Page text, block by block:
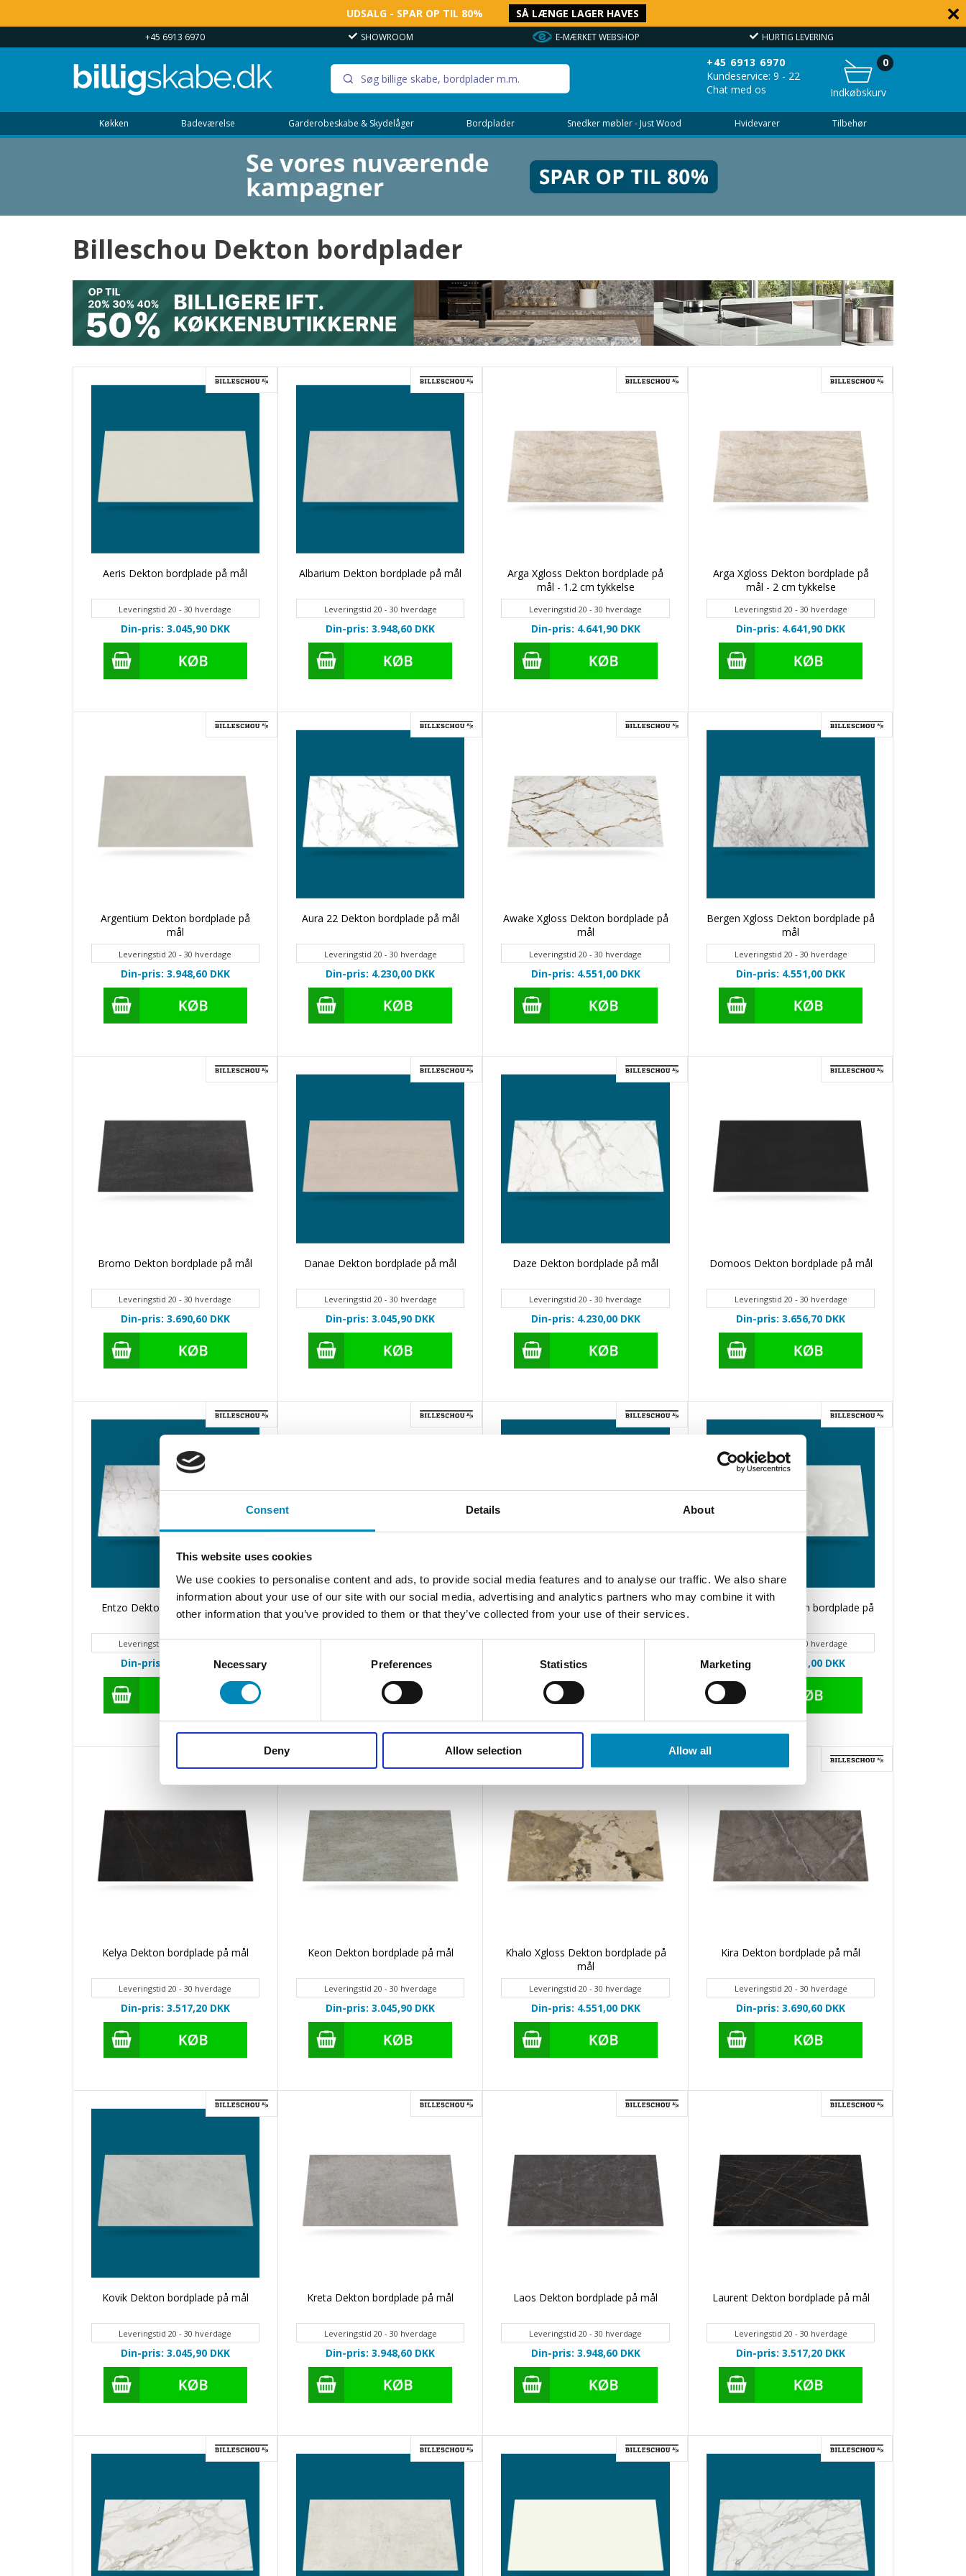
Consent Details About
This website uses cookies
We use cookies to personalise content and ads, to provide social media features and to analyse our traffic. We also share
information about your use of our site with our social media, advertising and analytics partners who may combine it with
other information that you’ve provided to them or that they’ve collected from your use of their services.
Selection
Necessary Preferences Statistics Marketing
Deny Allow selection Allow all
UDSALG - SPAR OP TIL 80% SÅ LÆNGE LAGER HAVES
+45 6913 6970 SHOWROOM E-MÆRKET WEBSHOP HURTIG LEVERING
+45 6913 6970
Kundeservice: 9 - 22
Chat med os
Indkøbskurv
0
Køkken Badeværelse Garderobeskabe & Skydelåger Bordplader Snedker møbler - Just Wood Hvidevarer Tilbehør
Billeschou Dekton bordplader
Aeris Dekton bordplade på mål
Leveringstid 20 - 30 hverdage
Din-pris: 3.045,90 DKK
Albarium Dekton bordplade på mål
Leveringstid 20 - 30 hverdage
Din-pris: 3.948,60 DKK
Arga Xgloss Dekton bordplade på
mål - 1.2 cm tykkelse
Leveringstid 20 - 30 hverdage
Din-pris: 4.641,90 DKK
Arga Xgloss Dekton bordplade på
mål - 2 cm tykkelse
Leveringstid 20 - 30 hverdage
Din-pris: 4.641,90 DKK
Argentium Dekton bordplade på
mål
Leveringstid 20 - 30 hverdage
Din-pris: 3.948,60 DKK
Aura 22 Dekton bordplade på mål
Leveringstid 20 - 30 hverdage
Din-pris: 4.230,00 DKK
Awake Xgloss Dekton bordplade på
mål
Leveringstid 20 - 30 hverdage
Din-pris: 4.551,00 DKK
Bergen Xgloss Dekton bordplade på
mål
Leveringstid 20 - 30 hverdage
Din-pris: 4.551,00 DKK
Bromo Dekton bordplade på mål
Leveringstid 20 - 30 hverdage
Din-pris: 3.690,60 DKK
Danae Dekton bordplade på mål
Leveringstid 20 - 30 hverdage
Din-pris: 3.045,90 DKK
Daze Dekton bordplade på mål
Leveringstid 20 - 30 hverdage
Din-pris: 4.230,00 DKK
Domoos Dekton bordplade på mål
Leveringstid 20 - 30 hverdage
Din-pris: 3.656,70 DKK
Entzo Dekton bordplade på mål
Leveringstid 20 - 30 hverdage
Din-pris: 3.517,20 DKK
Eter Dekton bordplade på mål
Din-pris: 3.045,90DKK
Halo Xgloss Dekton bordplade på
mål
Din-pris: 4.551,00
Helena Xgloss Dekton bordplade på
Leveringstid 20 - 30 hverdage
Din-pris: 4.551,00 DKK
Kelya Dekton bordplade på mål
Leveringstid 20 - 30 hverdage
Din-pris: 3.517,20 DKK
Keon Dekton bordplade på mål
Leveringstid 20 - 30 hverdage
Din-pris: 3.045,90 DKK
Khalo Xgloss Dekton bordplade på
mål
Leveringstid 20 - 30 hverdage
Din-pris: 4.551,00 DKK
Kira Dekton bordplade på mål
Leveringstid 20 - 30 hverdage
Din-pris: 3.690,60 DKK
Kovik Dekton bordplade på mål
Leveringstid 20 - 30 hverdage
Din-pris: 3.045,90 DKK
Kreta Dekton bordplade på mål
Leveringstid 20 - 30 hverdage
Din-pris: 3.948,60 DKK
Laos Dekton bordplade på mål
Leveringstid 20 - 30 hverdage
Din-pris: 3.948,60 DKK
Laurent Dekton bordplade på mål
Leveringstid 20 - 30 hverdage
Din-pris: 3.517,20 DKK